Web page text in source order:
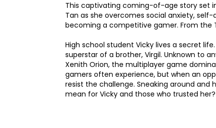
This captivating coming-of-age story set
Tan as she overcomes social anxiety,
becoming a competitive gamer. From the
High school student Vicky lives a secret
superstar of a brother, Virgil. Unknown to
Xenith Orion, the multiplayer game
gamers often experience, but when an
resist the challenge. Sneaking around
mean for Vicky and those who trusted her?